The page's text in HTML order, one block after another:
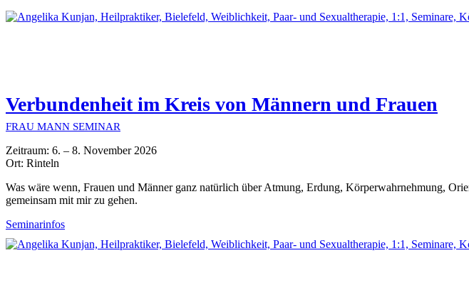
Verbundenheit im Kreis von Männern und Frauen
FRAU MANN SEMINAR
Zeitraum: 6. – 8. November 2026
Ort: Rinteln
Was wäre wenn, Frauen und Männer ganz natürlich über Atmung, Erdung, Körperwahrnehmung,
gemeinsam mit mir zu gehen.
Seminarinfos